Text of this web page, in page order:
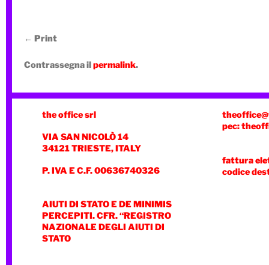
Print
Contrassegna ilpermalink.
the office srl
VIA SAN NICOLÒ 14
34121 TRIESTE, ITALY
P. IVA E C.F. 00636740326
AIUTI DI STATO E DE MINIMIS
PERCEPITI. CFR. “REGISTRO
NAZIONALE DEGLI AIUTI DI
STATO
pec:
fattura
codice